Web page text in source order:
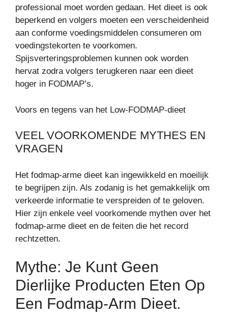
professional moet worden gedaan. Het dieet is ook
beperkend en volgers moeten een verscheidenheid
aan conforme voedingsmiddelen consumeren om
voedingstekorten te voorkomen.
Spijsverteringsproblemen kunnen ook worden
hervat zodra volgers terugkeren naar een dieet
hoger in FODMAP’s.
Voors en tegens van het Low-FODMAP-dieet
VEEL VOORKOMENDE MYTHES EN
VRAGEN
Het fodmap-arme dieet kan ingewikkeld en moeilijk
te begrijpen zijn. Als zodanig is het gemakkelijk om
verkeerde informatie te verspreiden of te geloven.
Hier zijn enkele veel voorkomende mythen over het
fodmap-arme dieet en de feiten die het record
rechtzetten.
Mythe: Je Kunt Geen
Dierlijke Producten Eten Op
Een Fodmap-Arm Dieet.